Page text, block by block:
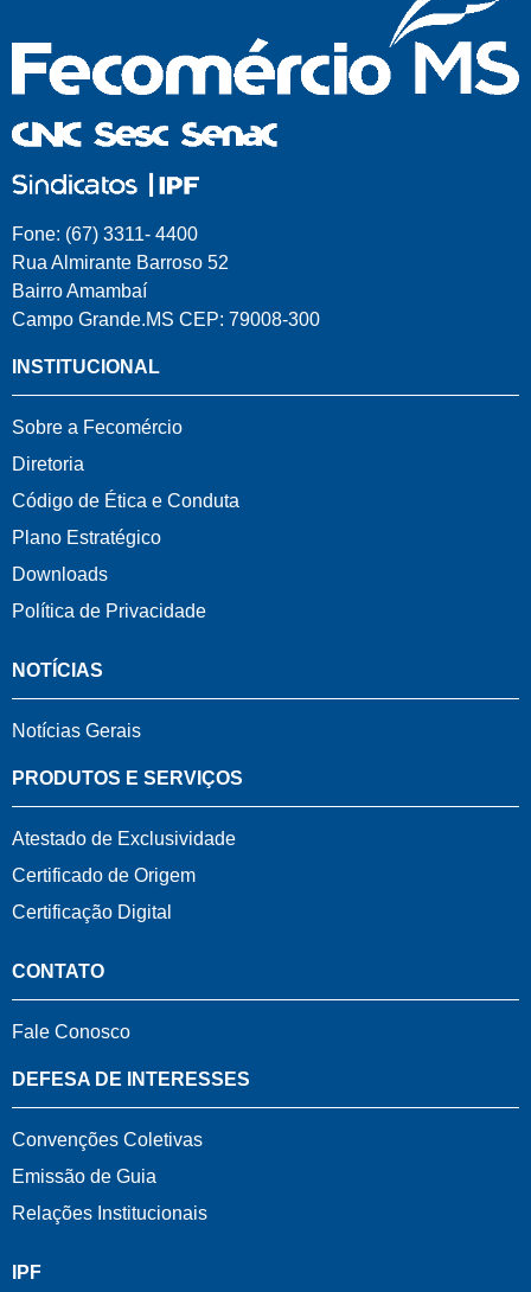
Fone: (67) 3311- 4400
Rua Almirante Barroso 52
Bairro Amambaí
Campo Grande.MS CEP: 79008-300
INSTITUCIONAL
Sobre a Fecomércio
Diretoria
Código de Ética e Conduta
Plano Estratégico
Downloads
Política de Privacidade
NOTÍCIAS
Notícias Gerais
PRODUTOS E SERVIÇOS
Atestado de Exclusividade
Certificado de Origem
Certificação Digital
CONTATO
Fale Conosco
DEFESA DE INTERESSES
Convenções Coletivas
Emissão de Guia
Relações Institucionais
IPF